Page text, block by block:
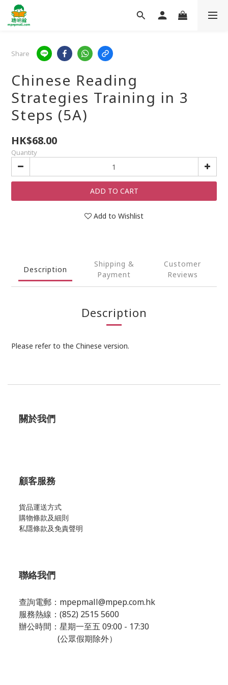
Share
Chinese Reading
Strategies Training in 3
Steps (5A)
HK$68.00
Quantity
ADD TO CART
Add to Wishlist
Description
Shipping &
Payment
Customer
Reviews
Description
Please refer to the Chinese version.
關於我們
顧客服務
貨品運送方式
購物條款及細則
私隱條款及免責聲明
聯絡我們
查詢電郵： mpepmall@mpep.com.hk
服務熱線：(852) 2515 5600
辦公時間：星期一至五 09:00 - 17:30
(公眾假期除外）